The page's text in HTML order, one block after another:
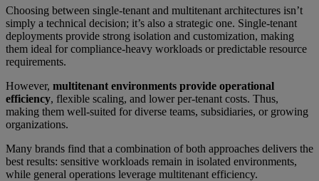
Choosing between single-tenant and multitenant architectures isn’t
simply a technical decision; it’s also a strategic one. Single-tenant
deployments provide strong isolation and customization, making
them ideal for compliance-heavy workloads or predictable resource
requirements.
However, multitenant environments provide operational
efficiency, flexible scaling, and lower per-tenant costs. Thus,
making them well-suited for diverse teams, subsidiaries, or growing
organizations.
Many brands find that a combination of both approaches delivers the
best results: sensitive workloads remain in isolated environments,
while general operations leverage multitenant efficiency.